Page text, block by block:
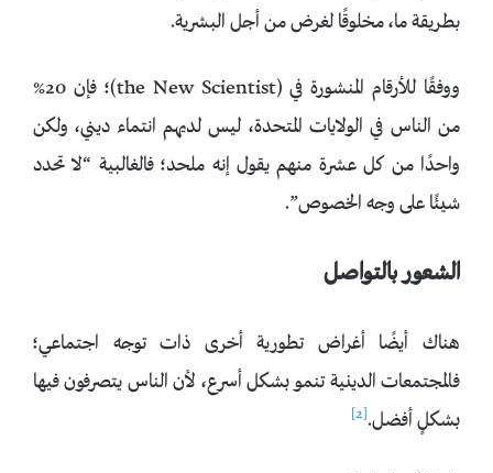
بطريقة ما، مخلوقًا لغرض من أجل البشرية.
ووفقًا للأرقام المنشورة في (the New Scientist)؛ فإن 20%
من الناس في الولايات المتحدة، ليس لديهم انتماء ديني، ولكن
واحدًا من كل عشرة منهم يقول إنه ملحد؛ فالغالبية “لا تحدد
شيئًا على وجه الخصوص”.
الشعور بالتواصل
هناك أيضًا أغراض تطورية أخرى ذات توجه اجتماعي؛
فالمجتمعات الدينية تنمو بشكل أسرع، لأن الناس يتصرفون فيها
بشكلٍ أفضل.[2]